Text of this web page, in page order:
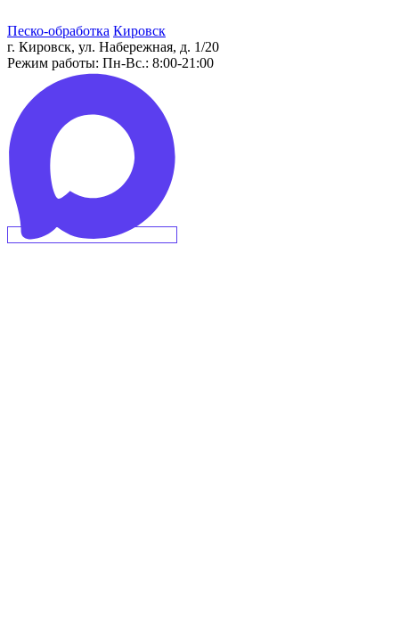
Песко-обработка Кировск
г. Кировск, ул. Набережная, д. 1/20
Режим работы: Пн-Вс.: 8:00-21:00